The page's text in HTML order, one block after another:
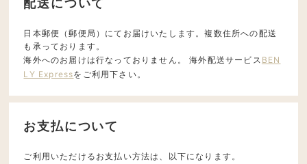
配送について
日本郵便（郵便局）にてお届けいたします。複数住所への配送
も承っております。
海外へのお届けは行なっておりません。 海外配送サービス BEN
LY Expressをご利用下さい。
お支払について
ご利用いただけるお支払い方法は、以下になります。